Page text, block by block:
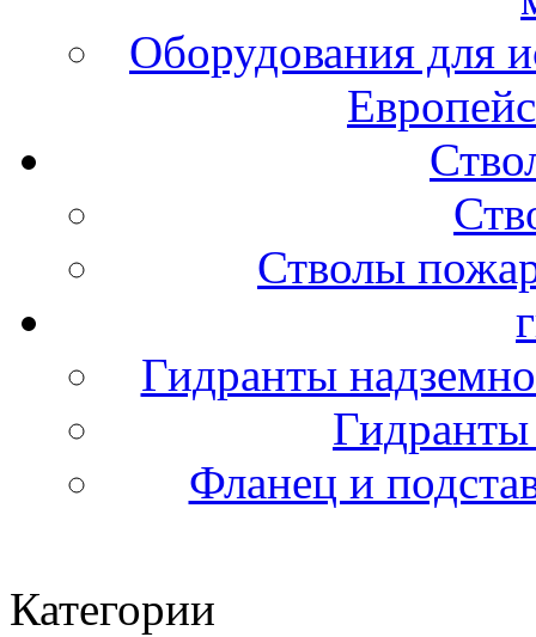
Оборудования для
Стволы
Гидранты
Фланец и
Категории